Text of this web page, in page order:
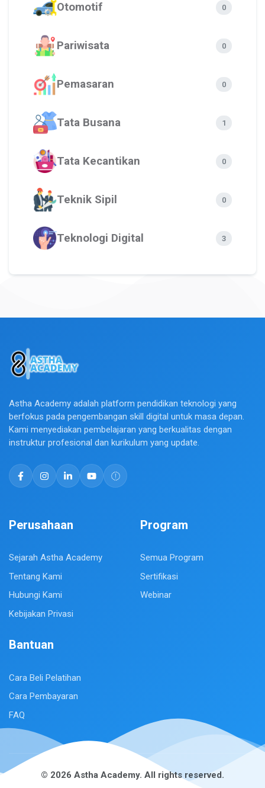
Otomotif 0
Pariwisata 0
Pemasaran 0
Tata Busana 1
Tata Kecantikan 0
Teknik Sipil 0
Teknologi Digital 3
Astha Academy adalah platform pendidikan teknologi yang
berfokus pada pengembangan skill digital untuk masa depan.
Kami menyediakan pembelajaran yang berkualitas dengan
instruktur profesional dan kurikulum yang update.
Perusahaan
Sejarah Astha Academy
Tentang Kami
Hubungi Kami
Kebijakan Privasi
Program
Semua Program
Sertifikasi
Webinar
Bantuan
Cara Beli Pelatihan
Cara Pembayaran
FAQ
© 2026 Astha Academy. All rights reserved.